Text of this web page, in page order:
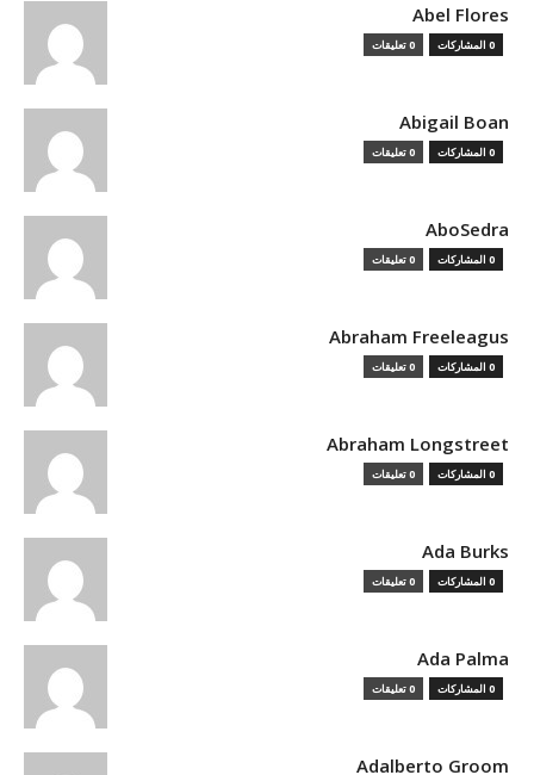
Abel Flores
0 المشاركات 0 تعليقات
Abigail Boan
0 المشاركات 0 تعليقات
AboSedra
0 المشاركات 0 تعليقات
Abraham Freeleagus
0 المشاركات 0 تعليقات
Abraham Longstreet
0 المشاركات 0 تعليقات
Ada Burks
0 المشاركات 0 تعليقات
Ada Palma
0 المشاركات 0 تعليقات
Adalberto Groom